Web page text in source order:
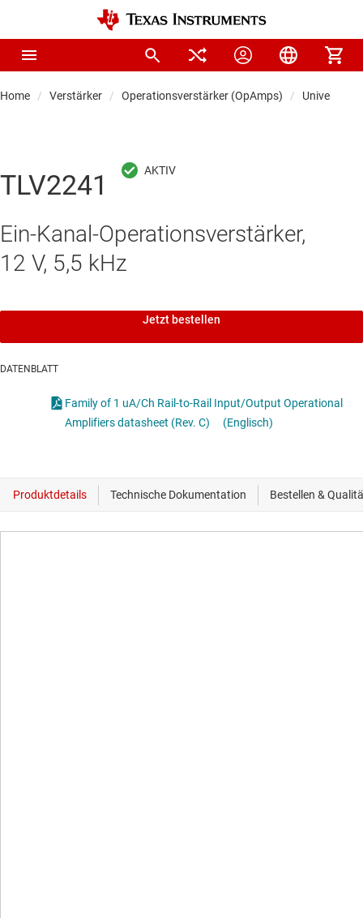
Home Verstärker Operationsverstärker (OpAmps) Universal-
TLV2241
Ein-Kanal-Operationsverstärker,
12 V, 5,5 kHz
Jetzt bestellen
DATENBLATT
Family of 1 uA/Ch Rail-to-Rail Input/Output Operational
Amplifiers datasheet (Rev. C)
(Englisch)